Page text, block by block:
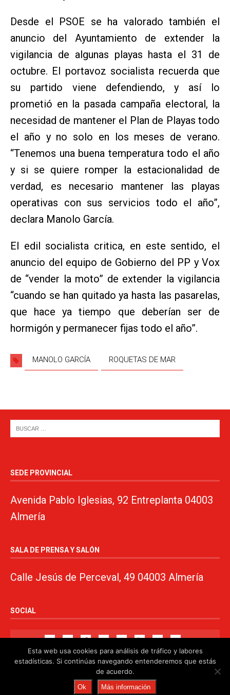
Desde el PSOE se ha valorado también el
anuncio del Ayuntamiento de extender la
vigilancia de algunas playas hasta el 31 de
octubre. El portavoz socialista recuerda que
su partido viene defendiendo, y así lo
prometió en la pasada campaña electoral, la
necesidad de mantener el Plan de Playas todo
el año y no solo en los meses de verano.
“Tenemos una buena temperatura todo el año
y si se quiere romper la estacionalidad de
verdad, es necesario mantener las playas
operativas con sus servicios todo el año”,
declara Manolo García.
El edil socialista critica, en este sentido, el
anuncio del equipo de Gobierno del PP y Vox
de “vender la moto” de extender la vigilancia
“cuando se han quitado ya hasta las pasarelas,
que hace ya tiempo que deberían ser de
hormigón y permanecer fijas todo el año”.
MANOLO GARCÍA ROQUETAS DE MAR
SEDE PROVINCIAL
Avenida Pablo Iglesias, 92 Entreplanta 04003
Almería
SALA DE PRENSA Y SALÓN
Calle Jesús de Perceval, 49 04003 Almería
SOCIAL
© 2024. PSOE de Almería · 950750000 ·www.psoealmeria.com
Esta web usa cookies para análisis de tráfico y labores
estadísticas. Si continúas navegando entenderemos que estás
de acuerdo.
Ok Más información